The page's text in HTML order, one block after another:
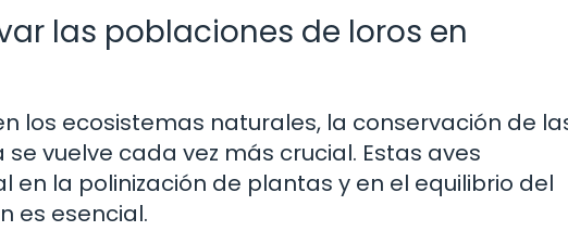
las poblaciones de loros en
los ecosistemas naturales, la conservación de
vuelve cada vez más crucial. Estas aves
la polinización de plantas y en el equilibrio del
es esencial.